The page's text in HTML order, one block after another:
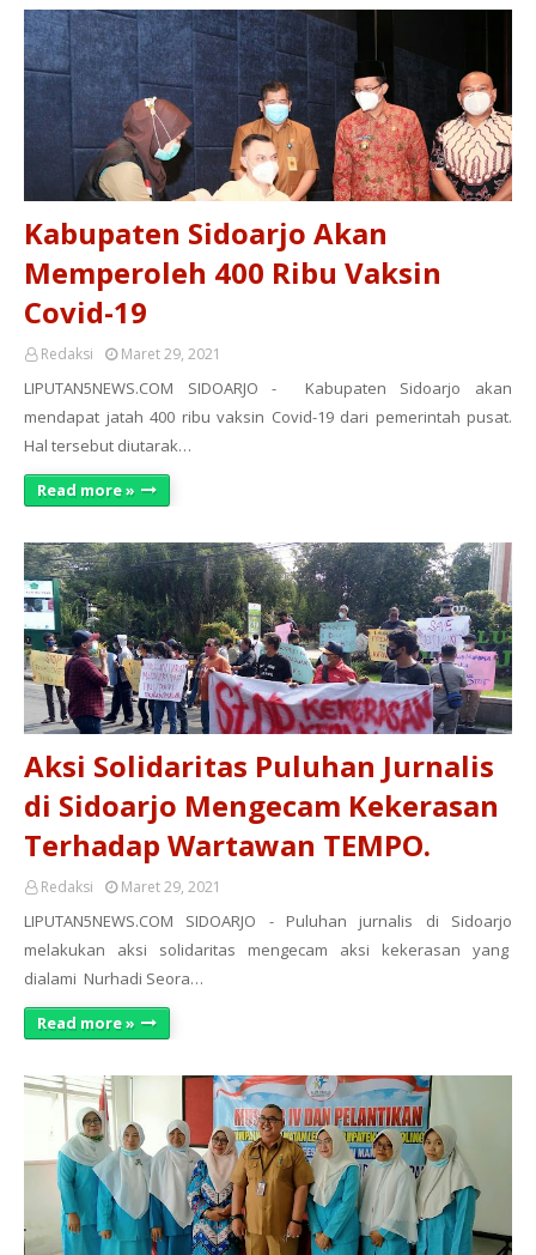
Kabupaten Sidoarjo Akan
Memperoleh 400 Ribu Vaksin
Covid-19
Redaksi Maret 29, 2021
LIPUTAN5NEWS.COM SIDOARJO - Kabupaten Sidoarjo akan
mendapat jatah 400 ribu vaksin Covid-19 dari pemerintah pusat.
Hal tersebut diutarak…
Read more »
Aksi Solidaritas Puluhan Jurnalis
di Sidoarjo Mengecam Kekerasan
Terhadap Wartawan TEMPO.
Redaksi Maret 29, 2021
LIPUTAN5NEWS.COM SIDOARJO - Puluhan jurnalis di Sidoarjo
melakukan aksi solidaritas mengecam aksi kekerasan yang
dialami Nurhadi Seora…
Read more »